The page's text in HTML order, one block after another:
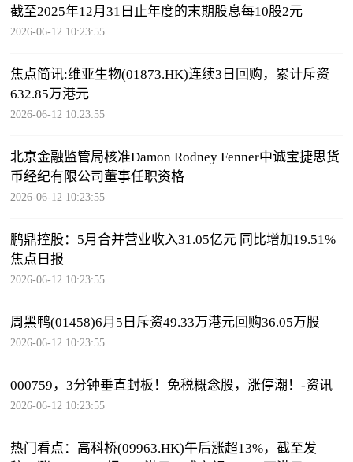
截至2025年12月31日止年度的末期股息每10股2元
2026-06-12 10:23:55
焦点简讯:维亚生物(01873.HK)连续3日回购，累计斥资
632.85万港元
2026-06-12 10:23:55
北京金融监管局核准Damon Rodney Fenner中诚宝捷思货
币经纪有限公司董事任职资格
2026-06-12 10:23:55
鹏鼎控股：5月合并营业收入31.05亿元 同比增加19.51%
焦点日报
2026-06-12 10:23:55
周黑鸭(01458)6月5日斥资49.33万港元回购36.05万股
2026-06-12 10:23:55
000759，3分钟垂直封板！免税概念股，涨停潮！-资讯
2026-06-12 10:23:55
热门看点：高科桥(09963.HK)午后涨超13%，截至发